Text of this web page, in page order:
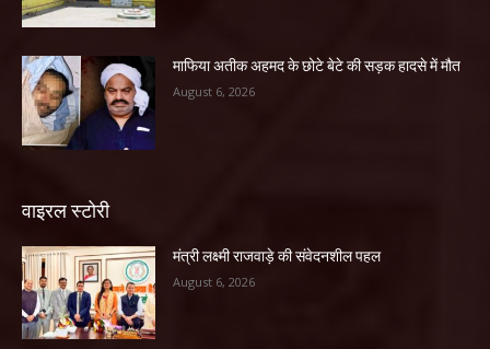
माफिया अतीक अहमद के छोटे बेटे की सड़क हादसे में मौत
August 6, 2026
वाइरल स्टोरी
मंत्री लक्ष्मी राजवाड़े की संवेदनशील पहल
August 6, 2026